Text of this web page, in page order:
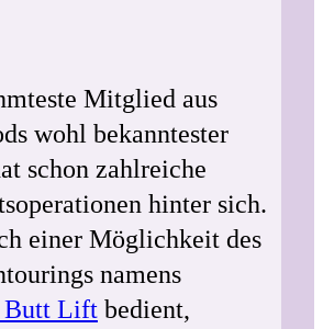
Mitglied aus
wohl bekanntester
schon zahlreiche
hinter sich.
einer Möglichkeit des
namens
Butt Lift bedient,